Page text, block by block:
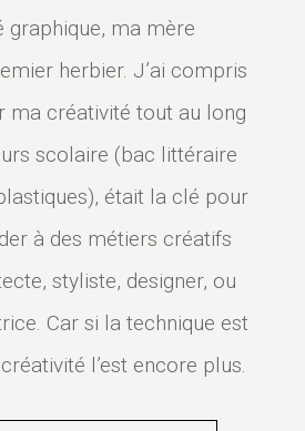
graphique, ma mère
herbier. J’ai compris
ma créativité tout au long
scolaire (bac littéraire
était la clé pour
à des métiers créatifs
styliste, designer, ou
Car si la technique est
l’est encore plus.